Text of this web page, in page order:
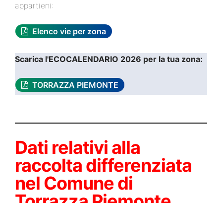
appartieni:
Elenco vie per zona
Scarica l'ECOCALENDARIO 2026 per la tua zona:
TORRAZZA PIEMONTE
Dati relativi alla
raccolta differenziata
nel Comune di